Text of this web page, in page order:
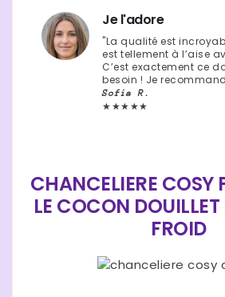
Je l'adore
"La qualité est
est tellement à l’aise
C’est exactement ce
besoin ! Je
Sofia R.
★★★★★
CHANCELIERE COSY
LE COCON
FROID